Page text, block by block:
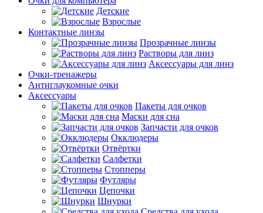
Детские
Взрослые
Контактные линзы
Прозрачные линзы
Растворы для линз
Аксессуары для линз
Очки-тренажеры
Антиглаукомные очки
Аксессуары
Пакеты для очков
Маски для сна
Запчасти для очков
Окклюдеры
Отвёртки
Салфетки
Стопперы
Футляры
Цепочки
Шнурки